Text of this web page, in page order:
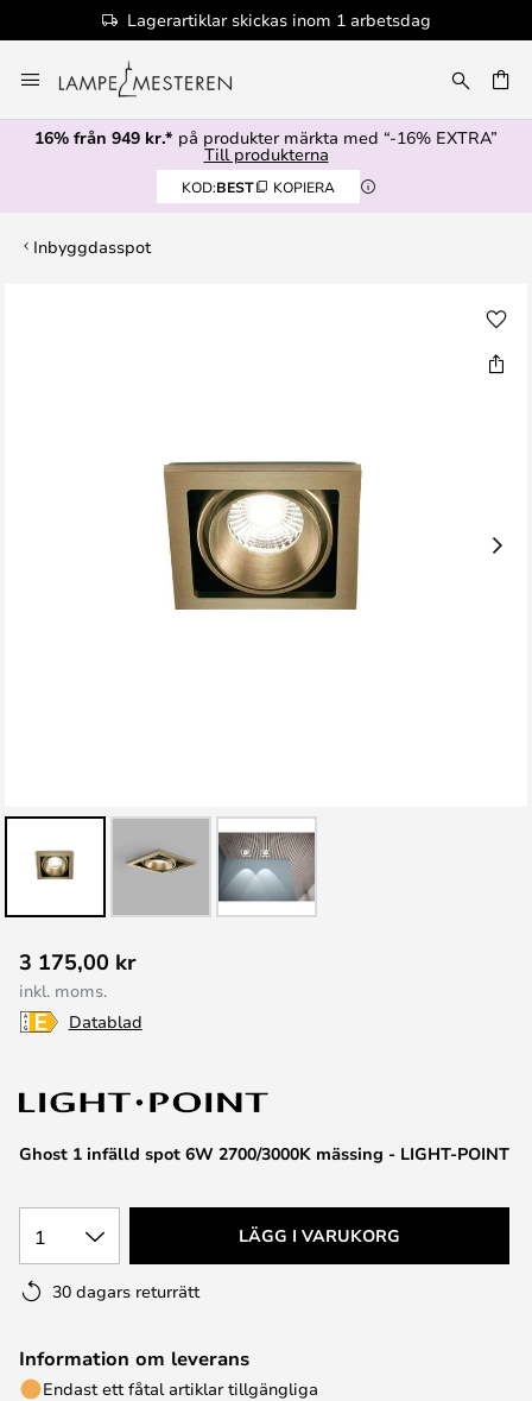
Lagerartiklar skickas inom 1 arbetsdag
till
innehållet
16% från 949 kr.* på produkter märkta med “-16% EXTRA”
Till produkterna
KOD:BEST KOPIERA
Inbyggdasspot
till
början
av
Ghost 1 infälld spot 6W 2700/3000K mässing - LIGHT-POINT
3 175,00 kr
inkl. moms.
Datablad
1 LÄGG I VARUKORG
30 dagars returrätt
Information om leverans
Endast ett fåtal artiklar tillgängliga